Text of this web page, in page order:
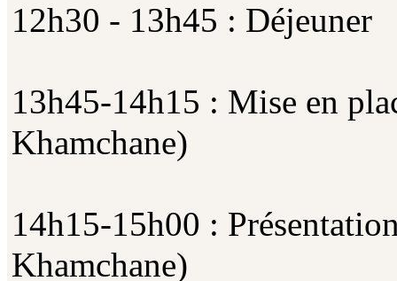
12h30 - 13h45 : Déjeuner
13h45-14h15 : Mise en
Khamchane)
14h15-15h00 :
Khamchane)